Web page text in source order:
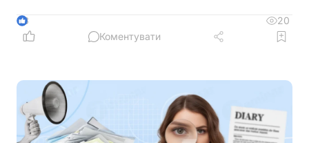
34 тис. грн
3
20
Коментувати